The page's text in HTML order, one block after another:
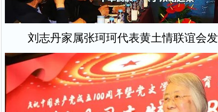
刘志丹家属张珂珂代表黄土情联谊会